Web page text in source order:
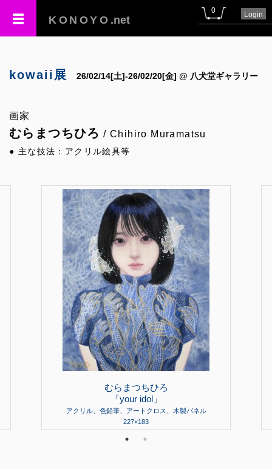
KONOYO .net
0 Login
kowaii展 26/02/14[土]-26/02/20[金] @ 八犬堂ギャラリー
画家
むらまつちひろ / Chihiro Muramatsu
● 主な技法：アクリル絵具等
むらまつちひろ
「your idol」
アクリル、色鉛筆、アートクロス、木製パネル
227×183